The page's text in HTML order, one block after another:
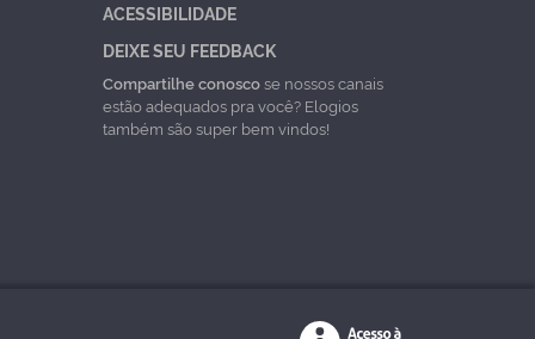
ACESSIBILIDADE
DEIXE SEU FEEDBACK
Compartilhe conoscose nossos canais
estão adequados pra você? Elogios
também são super bem vindos!